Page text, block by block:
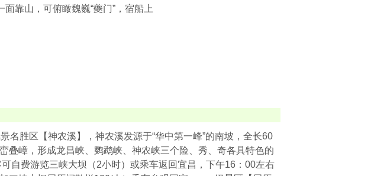
靠山，可俯瞰魏巍“夔门”，宿船上
名胜区【神农溪】，神农溪发源于“华中第一峰”的南坡，全长60
叠嶂，形成龙昌峡、鹦鹉峡、神农峡三个险、秀、奇各具特色的
自费游览三峡大坝（2小时）或乘车返回宜昌，下午16：00左右